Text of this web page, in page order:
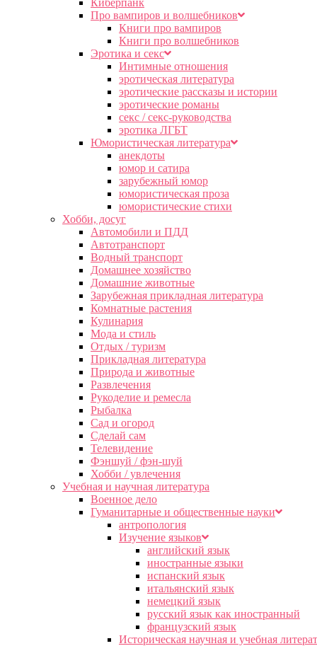
Киберпанк
Про вампиров и волшебников
Книги про вампиров
Книги про волшебников
Эротика и секс
Интимные отношения
эротическая литература
эротические рассказы и истории
эротические романы
секс / секс-руководства
эротика ЛГБТ
Юмористическая литература
анекдоты
юмор и сатира
зарубежный юмор
юмористическая проза
юмористические стихи
Хобби, досуг
Автомобили и ПДД
Автотранспорт
Водный транспорт
Домашнее хозяйство
Домашние животные
Зарубежная прикладная литература
Комнатные растения
Кулинария
Мода и стиль
Отдых / туризм
Прикладная литература
Природа и животные
Развлечения
Рукоделие и ремесла
Рыбалка
Сад и огород
Сделай сам
Телевидение
Фэншуй / фэн-шуй
Хобби / увлечения
Учебная и научная литература
Военное дело
Гуманитарные и общественные науки
антропология
Изучение языков
английский язык
иностранные языки
испанский язык
итальянский язык
немецкий язык
русский язык как иностранный
французский язык
Историческая научная и учебная